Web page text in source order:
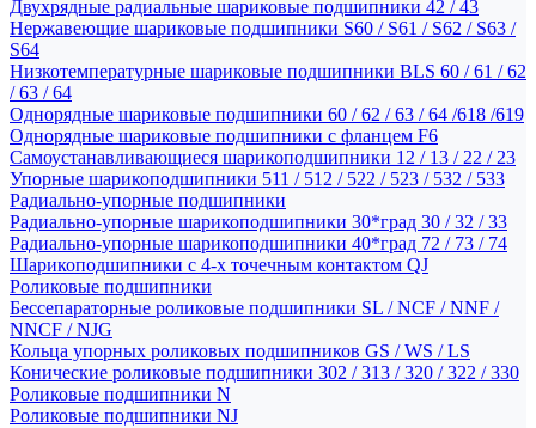
Двухрядные радиальные шариковые подшипники 42 / 43
Нержавеющие шариковые подшипники S60 / S61 / S62 / S63 /
S64
Низкотемпературные шариковые подшипники BLS 60 / 61 / 62
/ 63 / 64
Однорядные шариковые подшипники 60 / 62 / 63 / 64 /618 /619
Однорядные шариковые подшипники с фланцем F6
Самоустанавливающиеся шарикоподшипники 12 / 13 / 22 / 23
Упорные шарикоподшипники 511 / 512 / 522 / 523 / 532 / 533
Радиально-упорные подшипники
Радиально-упорные шарикоподшипники 30*град 30 / 32 / 33
Радиально-упорные шарикоподшипники 40*град 72 / 73 / 74
Шарикоподшипники с 4-х точечным контактом QJ
Роликовые подшипники
Бессепараторные роликовые подшипники SL / NCF / NNF /
NNCF / NJG
Кольца упорных роликовых подшипников GS / WS / LS
Конические роликовые подшипники 302 / 313 / 320 / 322 / 330
Роликовые подшипники N
Роликовые подшипники NJ